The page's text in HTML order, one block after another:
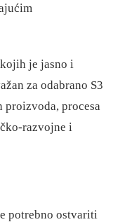
je jasno i
za odabrano S3
procesa
razvojne i
potrebno ostvariti